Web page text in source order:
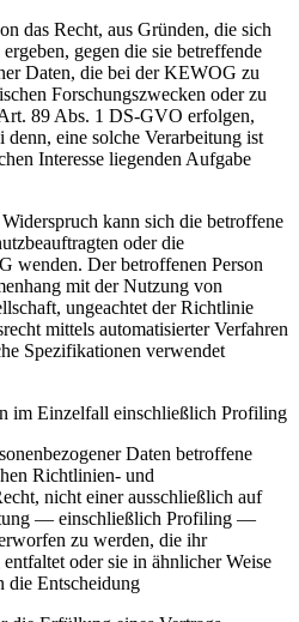
das Recht, aus Gründen, die sich
gegen die sie betreffende
Daten, die bei der KEWOG zu
Forschungszwecken oder zu
89 Abs. 1 DS-GVO erfolgen,
denn, eine solche Verarbeitung ist
Interesse liegenden Aufgabe
kann sich die betroffene
oder die
wenden. Der betroffenen Person
mit der Nutzung von
ungeachtet der Richtlinie
mittels automatisierter Verfahren
Spezifikationen verwendet
im Einzelfall einschließlich Profiling
Daten betroffene
Richtlinien- und
nicht einer ausschließlich auf
— einschließlich Profiling —
zu werden, die ihr
oder sie in ähnlicher Weise
die Entscheidung